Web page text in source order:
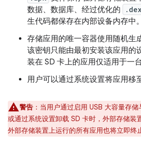
数据、数据库、经过优化的
.dex
生代码都保存在内部设备内存中。
存储应用的唯一容器使用随机生
该密钥只能由最初安装该应用的
装在 SD 卡上的应用仅适用于一台
用户可以通过系统设置将应用移
警告 ：当用户通过启用 USB 大容量存
或通过系统设置卸载 SD 卡时，外部存储装
外部存储装置上运行的所有应用也将立即终